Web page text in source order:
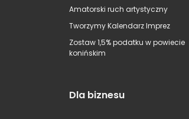
Amatorski ruch artystyczny
Tworzymy Kalendarz Imprez
Zostaw 1,5% podatku w powiecie
konińskim
Dla biznesu